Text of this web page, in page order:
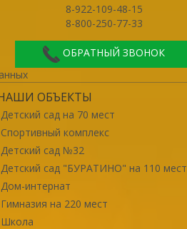
8-922-109-48-15
8-800-250-77-33
ОБРАТНЫЙ ЗВОНОК
ОБЪЕКТЫ
Детский сад на 70 мест
Спортивный комплекс
Детский сад №32
Детский сад "БУРАТИНО" на 110 мест
Дом-интернат
Гимназия на 220 мест
Школа